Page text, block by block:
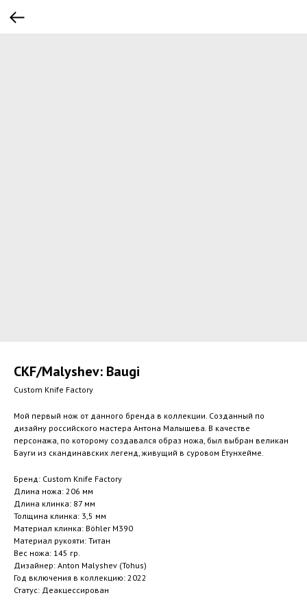
CKF/Malyshev: Baugi
Custom Knife Factory
Мой первый нож от данного бренда в коллекции. Созданный по
дизайну российского мастера Антона Малышева. В качестве
персонажа, по которому создавался образ ножа, был выбран великан
Бауги из скандинавских легенд, живущий в суровом Ётунхейме.
Бренд: Custom Knife Factory
Длина ножа: 206 мм
Длина клинка: 87 мм
Толщина клинка: 3,5 мм
Материал клинка: Böhler M390
Материал рукояти: Титан
Вес ножа: 145 гр.
Дизайнер: Anton Malyshev (Tohus)
Год включения в коллекцию: 2022
Статус: Деакцессирован